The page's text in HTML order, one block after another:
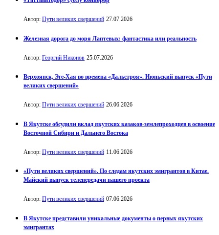
Автор: Пути великих свершений 27.07.2026
Железная дорога до моря Лаптевых: фантастика или реальность
Автор: Георгий Никонов 25.07.2026
Верхоянск, Эге-Хая во времена «Дальстроя». Июньский выпуск «Пути
великих свершений»
Автор: Пути великих свершений 26.06.2026
В Якутске обсудили вклад якутских казаков-землепроходцев в освоение
Восточной Сибири и Дальнего Востока
Автор: Пути великих свершений 11.06.2026
«Пути великих свершений». По следам якутских эмигрантов в Китае.
Майский выпуск телепередачи нашего проекта
Автор: Пути великих свершений 07.06.2026
В Якутске представили уникальные документы о первых якутских
эмигрантах